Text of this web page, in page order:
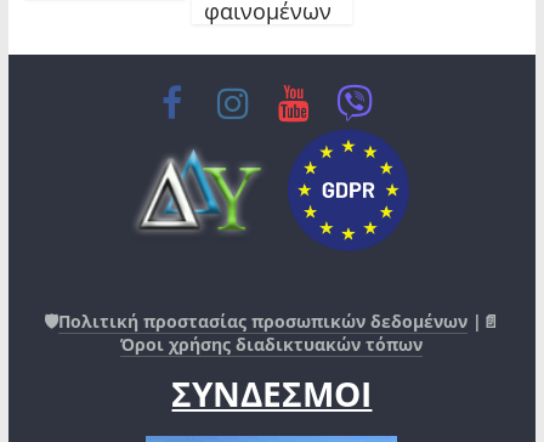
φαινομένων
🛡️Πολιτική προστασίας προσωπικών δεδομένων |📄
Όροι χρήσης διαδικτυακών τόπων
ΣΥΝΔΕΣΜΟΙ